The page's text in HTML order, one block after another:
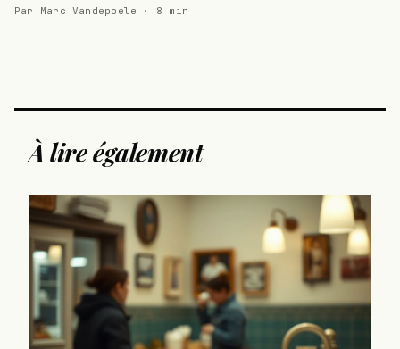
Par Marc Vandepoele · 8 min
À lire également